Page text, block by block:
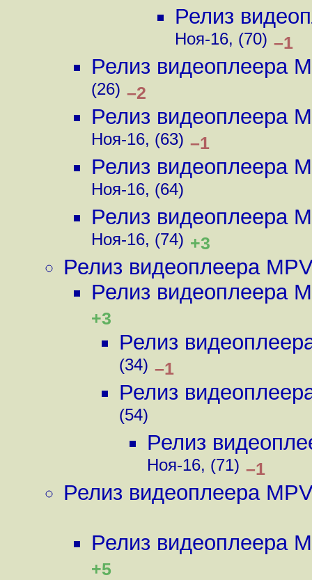
Релиз
Ноя-16, (70) –1
Релиз видеоплеера
(26) –2
Релиз видеоплеера
Ноя-16, (63) –1
Релиз видеоплеера
Ноя-16, (64)
Релиз видеоплеера
Ноя-16, (74) +3
Релиз видеоплеера
Релиз видеоплеера
+3
Релиз
(34) –1
Релиз
(54)
Релиз
Ноя-16, (71) –1
Релиз видеоплеера
Релиз видеоплеера
+5